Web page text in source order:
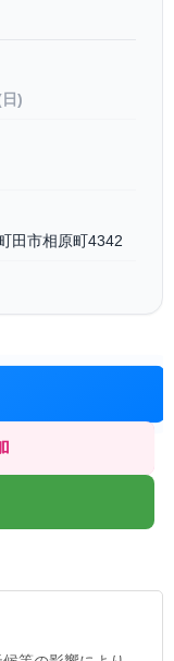
)
田市相原町4342